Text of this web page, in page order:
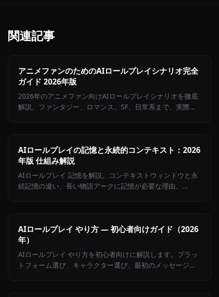
関連記事
アニメファンのためのAIロールプレイシナリオ完全
ガイド 2026年版
2026年のアニメファン向けAIロールプレイシナリオを徹底
解説。ファンタジー、ロマンス、SF、日常系まで、実際に
AIロールプレイの記憶と永続的コンテキスト：2026
年版 仕組み解説
AIロールプレイ 記憶を解説。コンテキストウィンドウと永
続記憶の違い、長い物語アークに記憶が必要な理由、
AIロールプレイ やり方 — 初心者向けガイド（2026
年）
AIロールプレイ やり方を初心者向けに解説します。プラッ
トフォーム選び、キャラクター選び、最初のメッセージの